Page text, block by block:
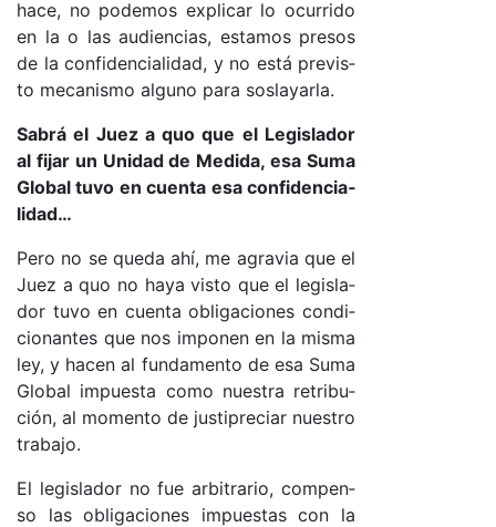
ha­ce, no po­de­mos ex­pli­car lo ocu­rri­do
en la o las au­dien­cia­s, es­ta­mos pre­sos
de la con­fi­den­cia­li­da­d, y no es­tá pre­vis­
to me­ca­nis­mo al­guno pa­ra sos­la­yar­la.
Sa­brá el Juez a quo que el Le­gis­la­dor
al fi­jar un Uni­dad de Me­di­da, esa Su­ma
Glo­bal tu­vo en cuen­ta esa con­fi­den­cia­
li­da­d…
Pe­ro no se que­da ahí, me agra­via que el
Juez a quo no ha­ya vis­to que el le­gis­la­
dor tu­vo en cuen­ta obli­ga­cio­nes con­di­
cio­nan­tes que nos im­po­nen en la mis­ma
le­y, y ha­cen al fun­da­men­to de esa Su­ma
Glo­bal im­pues­ta co­mo nues­tra re­tri­bu­
ció­n, al mo­men­to de jus­ti­pre­ciar nues­tro
tra­ba­jo.
El le­gis­la­dor no fue ar­bi­tra­rio, com­pen­
so las obli­ga­cio­nes im­pues­tas con la